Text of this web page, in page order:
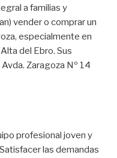
a familias y
vender o comprar un
especialmente en
del Ebro. Sus
Zaragoza Nº 14
profesional joven y
las demandas